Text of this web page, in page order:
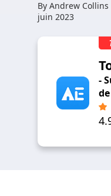
By Andrew Collins
juin 2023
-